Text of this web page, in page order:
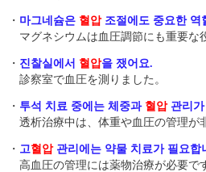
・ 마그네슘은 혈압조절에도 중요한 역
マグネシウムは血圧調節にも重要な
・ 진찰실에서 혈압을 쟀어요.
診察室で血圧を測りました。
・ 투석 치료 중에는 체중과 혈압관리가
透析治療中は、体重や血圧の管理が
・ 고혈압관리에는 약물 치료가 필요합
高血圧の管理には薬物治療が必要で